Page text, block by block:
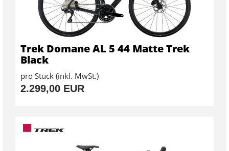
Trek Domane AL 5 44 Matte Trek
Black
pro Stück (inkl. MwSt.)
2.299,00 EUR